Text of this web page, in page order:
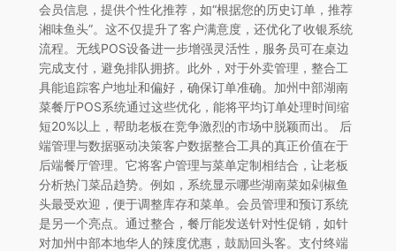
会员信息，提供个性化推荐，如“根据您的历史订单，推荐
湘味鱼头”。这不仅提升了客户满意度，还优化了收银系统
流程。无线POS设备进一步增强灵活性，服务员可在桌边
完成支付，避免排队拥挤。此外，对于外卖管理，整合工
具能追踪客户地址和偏好，确保订单准确。加州中部湖南
菜餐厅POS系统通过这些优化，能将平均订单处理时间缩
短20%以上，帮助老板在竞争激烈的市场中脱颖而出。 后
端管理与数据驱动决策客户数据整合工具的真正价值在于
后端餐厅管理。它将客户管理与菜单定制相结合，让老板
分析热门菜品趋势。例如，系统显示哪些湖南菜如剁椒鱼
头最受欢迎，便于调整库存和菜单。会员管理和预订系统
是另一个亮点。通过整合，餐厅能发送针对性促销，如针
对加州中部本地华人的辣度优惠，鼓励回头客。支付终端